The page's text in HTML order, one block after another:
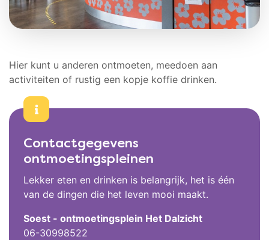
Hier kunt u anderen ontmoeten, meedoen aan
activiteiten of rustig een kopje koffie drinken.
Contactgegevens
ontmoetingspleinen
Lekker eten en drinken is belangrijk, het is één
van de dingen die het leven mooi maakt.
Soest - ontmoetingsplein Het Dalzicht
06-30998522